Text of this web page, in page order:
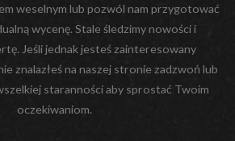
weselnym lub pozwól nam przygotować
wycenę. Stale śledzimy nowości i
Jeśli jednak jesteś zainteresowany
znalazłeś na naszej stronie zadzwoń lub
staranności aby sprostać Twoim
oczekiwaniom.